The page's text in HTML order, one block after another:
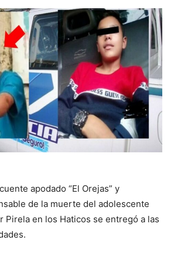
apodado “El Orejas” y
de la muerte del adolescente
Pirela en los Haticos se entregó a las